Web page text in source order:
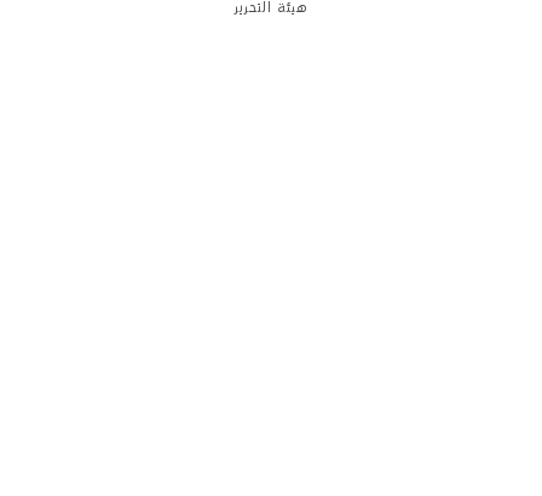
هيئة التحرير